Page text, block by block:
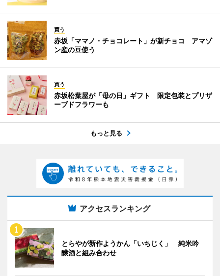
買う
赤坂「ママノ・チョコレート」が新チョコ アマゾ
ン産の豆使う
買う
赤坂松葉屋が「母の日」ギフト 限定包装とプリザ
ーブドフラワーも
もっと見る
アクセスランキング
とらやが新作ようかん「いちじく」 純米吟
醸酒と組み合わせ